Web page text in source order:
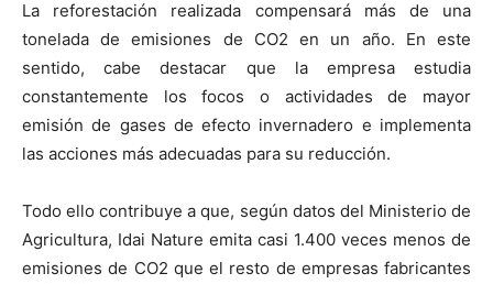
La reforestación realizada compensará más de una
tonelada de emisiones de CO2 en un año. En este
sentido, cabe destacar que la empresa estudia
constantemente los focos o actividades de mayor
emisión de gases de efecto invernadero e implementa
las acciones más adecuadas para su reducción.
Todo ello contribuye a que, según datos del Ministerio de
Agricultura, Idai Nature emita casi 1.400 veces menos de
emisiones de CO2 que el resto de empresas fabricantes